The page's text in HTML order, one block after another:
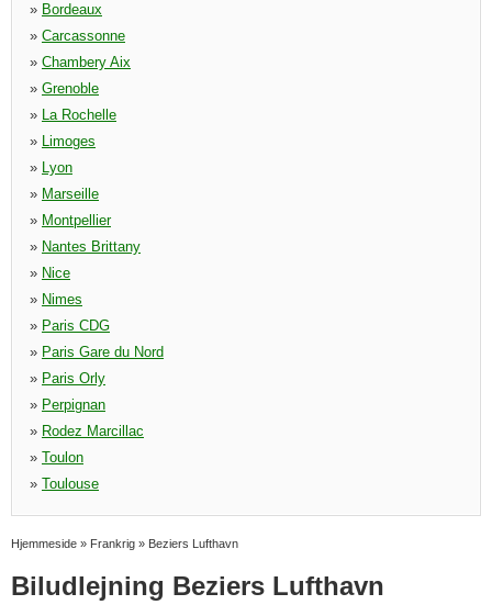
» Bordeaux
» Carcassonne
» Chambery Aix
» Grenoble
» La Rochelle
» Limoges
» Lyon
» Marseille
» Montpellier
» Nantes Brittany
» Nice
» Nimes
» Paris CDG
» Paris Gare du Nord
» Paris Orly
» Perpignan
» Rodez Marcillac
» Toulon
» Toulouse
Hjemmeside » Frankrig » Beziers Lufthavn
Biludlejning Beziers Lufthavn